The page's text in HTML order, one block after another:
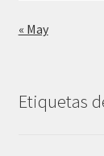
« May
Etiquetas